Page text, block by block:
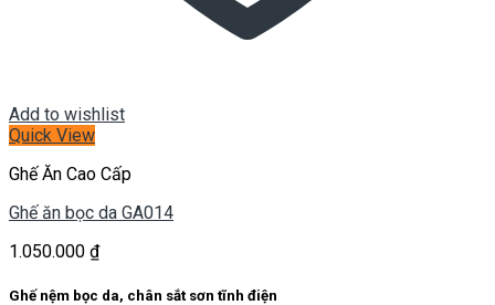
Add to wishlist
Quick View
Ghế Ăn Cao Cấp
Ghế ăn bọc da GA014
1.050.000 ₫
Ghế nệm bọc da, chân sắt sơn tĩnh điện